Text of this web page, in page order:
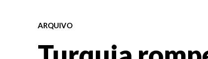
ARQUIVO